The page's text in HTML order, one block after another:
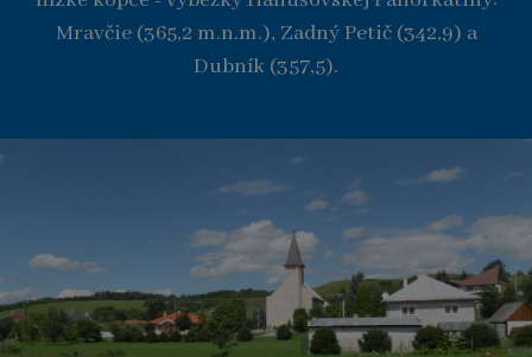
Mravčie (365,2 m.n.m.), Zadný Petič (342,9) a
Dubník (357,5).